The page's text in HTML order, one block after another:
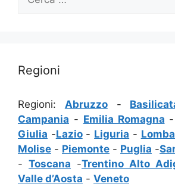
per:
Regioni
Regioni: Abruzzo-
Campania - Emilia Romagna -
Giulia -Lazio- Liguria -
Molise - Piemonte - Puglia -
- Toscana -Trentino Alto
Valle d’Aosta - Veneto